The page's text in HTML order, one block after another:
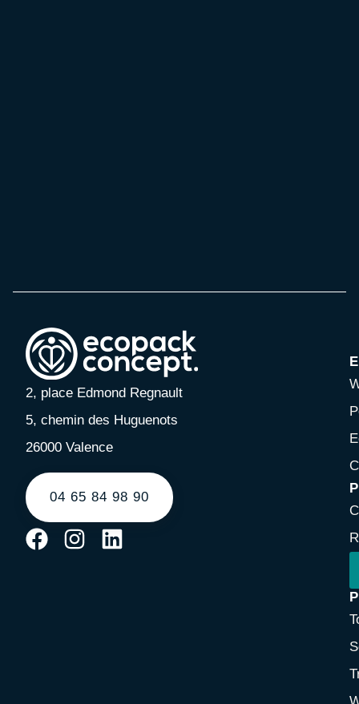
2, place Edmond Regnault
5, chemin des Huguenots
26000 Valence
04 65 84 98 90